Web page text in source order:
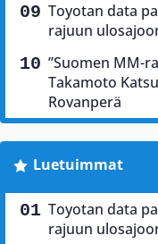
Toyotan data
rajuun
”Suomen MM-
Takamoto
Rovanperä
Luetuimmat
Toyotan data
rajuun